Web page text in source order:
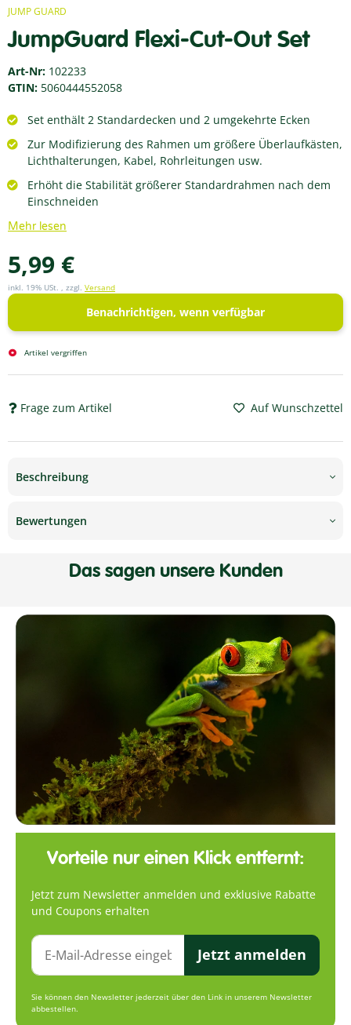
JUMP GUARD
JumpGuard Flexi-Cut-Out Set
Art-Nr: 102233
GTIN: 5060444552058
Set enthält 2 Standardecken und 2 umgekehrte Ecken
Zur Modifizierung des Rahmen um größere Überlaufkästen,
Lichthalterungen, Kabel, Rohrleitungen usw.
Erhöht die Stabilität größerer Standardrahmen nach dem
Einschneiden
Mehr lesen
5,99 €
inkl. 19% USt. , zzgl. Versand
Benachrichtigen, wenn verfügbar
Artikel vergriffen
Frage zum Artikel Auf Wunschzettel
Beschreibung
Bewertungen
Das sagen unsere Kunden
Vorteile nur einen Klick entfernt:
Jetzt zum Newsletter anmelden und exklusive Rabatte
und Coupons erhalten
Jetzt anmelden
Sie können den Newsletter jederzeit über den Link in unserem Newsletter
abbestellen.